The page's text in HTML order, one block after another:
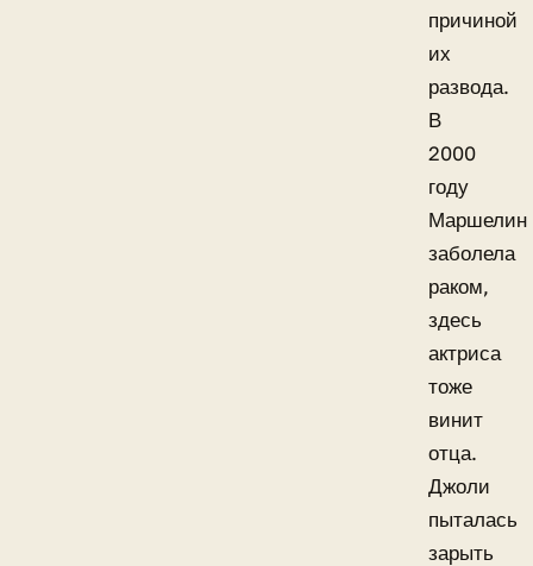
причиной
их
развода.
В
2000
году
Маршелин
заболела
раком,
здесь
актриса
тоже
винит
отца.
Джоли
пыталась
зарыть